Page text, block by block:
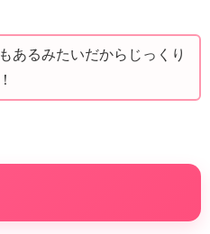
あるみたいだからじっくり